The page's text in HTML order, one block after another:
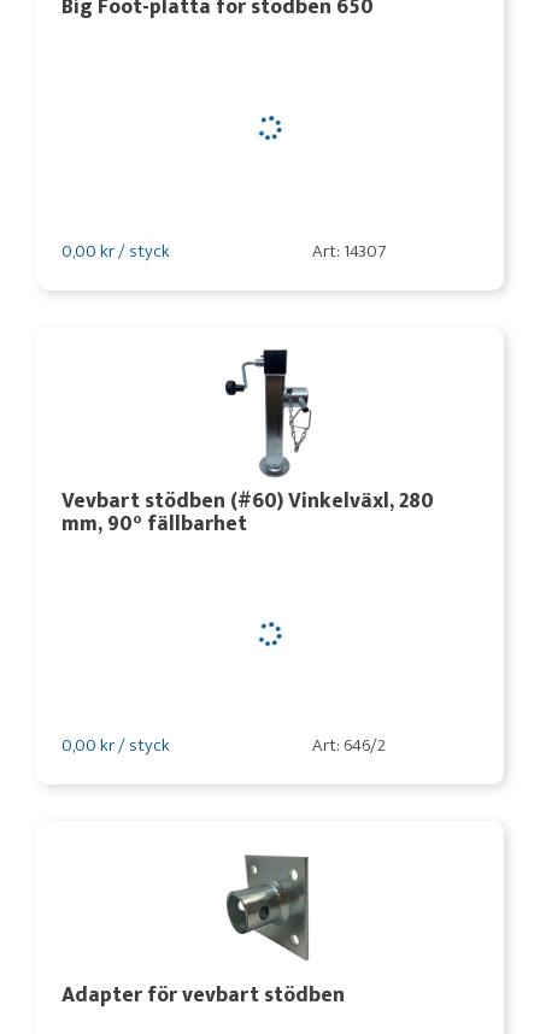
0,00 kr / styck Art: 14307
Vevbart stödben (#60) Vinkelväxl, 280
mm, 90° fällbarhet
0,00 kr / styck Art: 646/2
Adapter för vevbart stödben